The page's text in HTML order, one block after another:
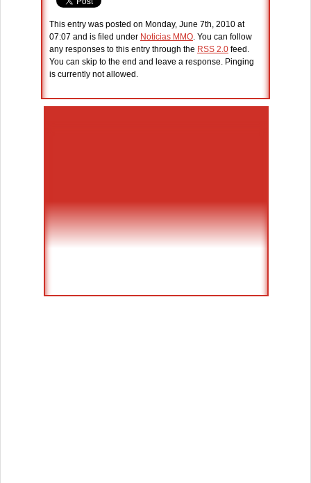
This entry was posted on Monday, June 7th, 2010 at
07:07 and is filed under Noticias MMO. You can follow
any responses to this entry through the RSS 2.0 feed.
You can skip to the end and leave a response. Pinging
is currently not allowed.